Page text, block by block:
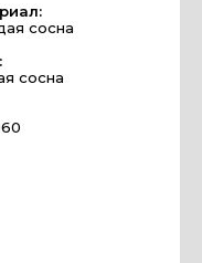
сосна
сосна